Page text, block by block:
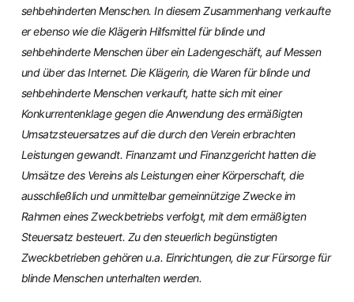
sehbehinderten Menschen. In diesem Zusammenhang verkaufte
er ebenso wie die Klägerin Hilfsmittel für blinde und
sehbehinderte Menschen über ein Ladengeschäft, auf Messen
und über das Internet. Die Klägerin, die Waren für blinde und
sehbehinderte Menschen verkauft, hatte sich mit einer
Konkurrentenklage gegen die Anwendung des ermäßigten
Umsatzsteuersatzes auf die durch den Verein erbrachten
Leistungen gewandt. Finanzamt und Finanzgericht hatten die
Umsätze des Vereins als Leistungen einer Körperschaft, die
ausschließlich und unmittelbar gemeinnützige Zwecke im
Rahmen eines Zweckbetriebs verfolgt, mit dem ermäßigten
Steuersatz besteuert. Zu den steuerlich begünstigten
Zweckbetrieben gehören u.a. Einrichtungen, die zur Fürsorge für
blinde Menschen unterhalten werden.